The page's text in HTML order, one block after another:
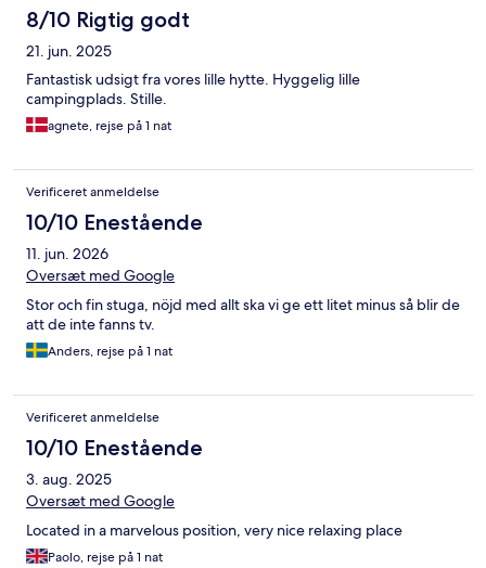
8/10 Rigtig godt
21. jun. 2025
Fantastisk udsigt fra vores lille hytte. Hyggelig lille
campingplads. Stille.
agnete, rejse på 1 nat
Verificeret anmeldelse
10/10 Enestående
11. jun. 2026
Oversæt med Google
Stor och fin stuga, nöjd med allt ska vi ge ett litet minus så blir de
att de inte fanns tv.
Anders, rejse på 1 nat
Verificeret anmeldelse
10/10 Enestående
3. aug. 2025
Oversæt med Google
Located in a marvelous position, very nice relaxing place
Paolo, rejse på 1 nat